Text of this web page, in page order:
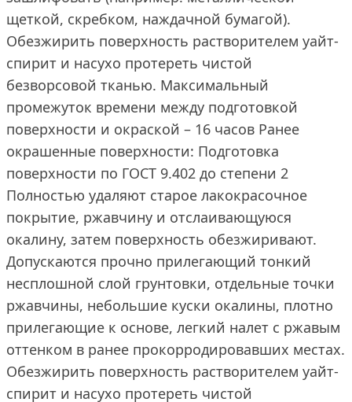
щеткой, скребком, наждачной бумагой).
Обезжирить поверхность растворителем уайт-
спирит и насухо протереть чистой
безворсовой тканью. Максимальный
промежуток времени между подготовкой
поверхности и окраской – 16 часов Ранее
окрашенные поверхности: Подготовка
поверхности по ГОСТ 9.402 до степени 2
Полностью удаляют старое лакокрасочное
покрытие, ржавчину и отслаивающуюся
окалину, затем поверхность обезжиривают.
Допускаются прочно прилегающий тонкий
несплошной слой грунтовки, отдельные точки
ржавчины, небольшие куски окалины, плотно
прилегающие к основе, легкий налет с ржавым
оттенком в ранее прокорродировавших местах.
Обезжирить поверхность растворителем уайт-
спирит и насухо протереть чистой